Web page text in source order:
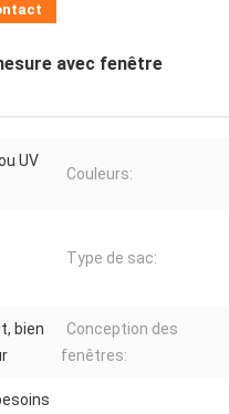
avec fenêtre
UV
Couleurs:
Type de sac:
bien
Conception des
fenêtres: